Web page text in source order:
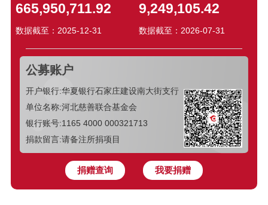
665,950,711.92
数据截至：2025-12-31
9,249,105.42
数据截至：2026-07-31
公募账户
开户银行:华夏银行石家庄建设南大街支行
单位名称:河北慈善联合基金会
银行账号:1165 4000 000321713
捐款留言:请备注所捐项目
捐赠查询 我要捐赠
史** 捐赠 【植爱行动】 5.00元